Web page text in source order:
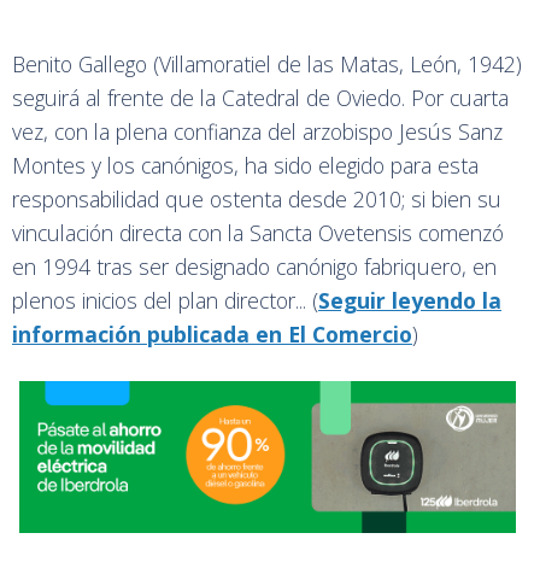
Benito Gallego (Villamoratiel de las Matas, León, 1942)
seguirá al frente de la Catedral de Oviedo. Por cuarta
vez, con la plena confianza del arzobispo Jesús Sanz
Montes y los canónigos, ha sido elegido para esta
responsabilidad que ostenta desde 2010; si bien su
vinculación directa con la Sancta Ovetensis comenzó
en 1994 tras ser designado canónigo fabriquero, en
plenos inicios del plan director... (Seguir leyendo la
información publicada en El Comercio)